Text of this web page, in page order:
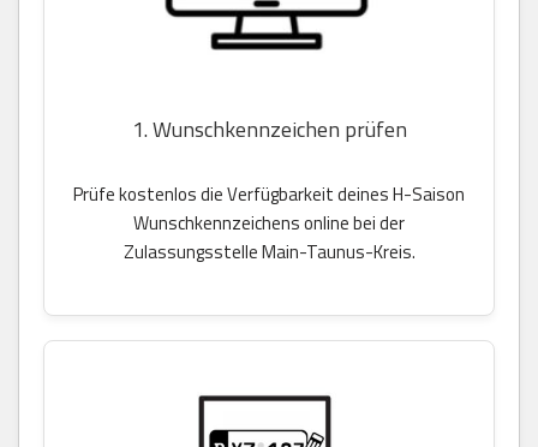
1. Wunschkennzeichen prüfen
Prüfe kostenlos die Verfügbarkeit deines H-Saison
Wunschkennzeichens online bei der
Zulassungsstelle Main-Taunus-Kreis.